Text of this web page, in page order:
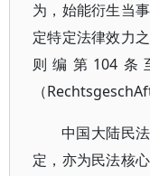
为，始能衍生当
定特定法律效力
则编第104条
（
中国大陆民
定，亦为民法核